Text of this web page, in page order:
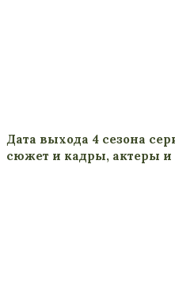
Дата выхода 4 сезона
сюжет и кадры, актеры и